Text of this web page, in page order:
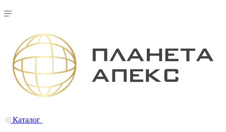
Каталог